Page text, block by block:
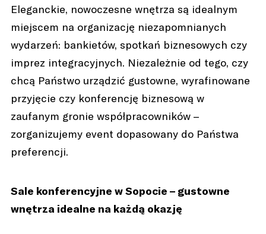
Eleganckie, nowoczesne wnętrza są idealnym
miejscem na organizację niezapomnianych
wydarzeń: bankietów, spotkań biznesowych czy
imprez integracyjnych. Niezależnie od tego, czy
chcą Państwo urządzić gustowne, wyrafinowane
przyjęcie czy konferencję biznesową w
zaufanym gronie współpracowników –
zorganizujemy event dopasowany do Państwa
preferencji.
Sale konferencyjne w Sopocie – gustowne
wnętrza idealne na każdą okazję